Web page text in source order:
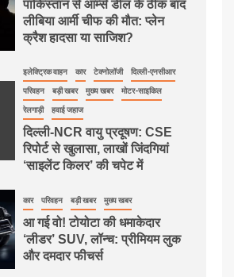
पाकिस्तान से आर्म्स डील के ठीक बाद
लीबिया आर्मी चीफ की मौत: प्लेन
क्रैश हादसा या साजिश?
इलेक्ट्रिक वाहन कार टेक्नोलॉजी दिल्ली-एनसीआर
परिवहन बड़ी खबर मुख्य खबर मोटर-साइकिल
रेलगाड़ी हवाई जहाज
दिल्ली-NCR वायु प्रदूषण: CSE
रिपोर्ट से खुलासा, लाखों जिंदगियां
‘साइलेंट किलर’ की चपेट में
कार परिवहन बड़ी खबर मुख्य खबर
आ गई वो! टोयोटा की धमाकेदार
‘लीडर’ SUV, लॉन्च: प्रीमियम लुक
और दमदार फीचर्स